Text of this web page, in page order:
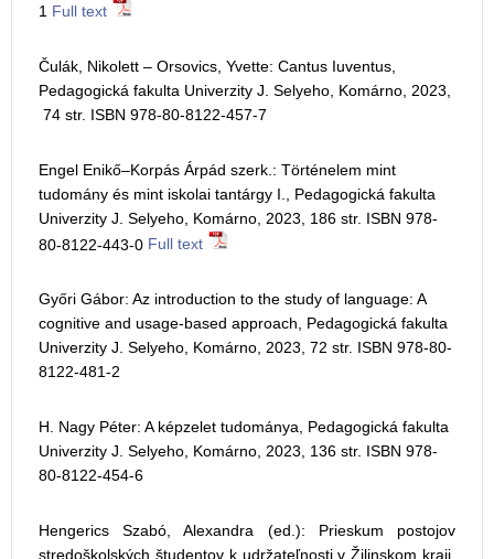
1 Full text
Čulák, Nikolett – Orsovics, Yvette: Cantus Iuventus,
Pedagogická fakulta Univerzity J. Selyeho, Komárno, 2023,
74 str. ISBN 978-80-8122-457-7
Engel Enikő–Korpás Árpád szerk.: Történelem mint
tudomány és mint iskolai tantárgy I., Pedagogická fakulta
Univerzity J. Selyeho, Komárno, 2023, 186 str. ISBN 978-
80-8122-443-0 Full text
Győri Gábor: Az introduction to the study of language: A
cognitive and usage-based approach, Pedagogická fakulta
Univerzity J. Selyeho, Komárno, 2023, 72 str. ISBN 978-80-
8122-481-2
H. Nagy Péter: A képzelet tudománya, Pedagogická fakulta
Univerzity J. Selyeho, Komárno, 2023, 136 str. ISBN 978-
80-8122-454-6
Hengerics Szabó, Alexandra (ed.): Prieskum postojov
stredoškolských študentov k udržateľnosti v Žilinskom kraji.